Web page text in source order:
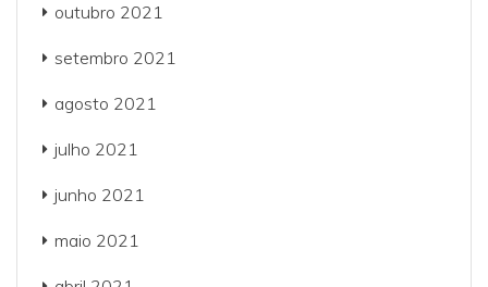
outubro 2021
setembro 2021
agosto 2021
julho 2021
junho 2021
maio 2021